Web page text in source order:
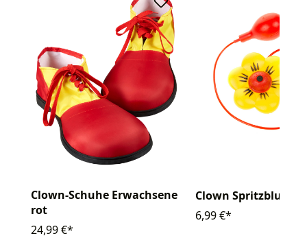
Clown-Schuhe Erwachsene
rot
24,99 €*
Clown Spritzblume
6,99 €*